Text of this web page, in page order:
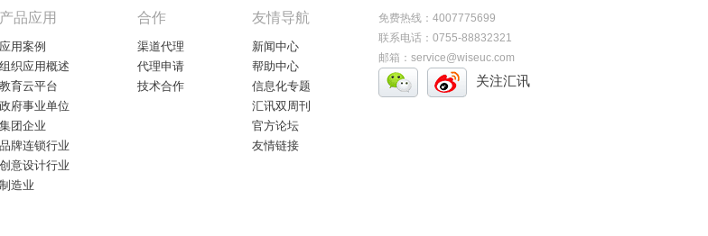
产品应用
应用案例
组织应用概述
教育云平台
政府事业单位
集团企业
品牌连锁行业
创意设计行业
制造业
合作
渠道代理
代理申请
技术合作
友情导航
新闻中心
帮助中心
信息化专题
汇讯双周刊
官方论坛
友情链接
免费热线：4007775699
联系电话：0755-88832321
邮箱：service@wiseuc.com
关注汇讯